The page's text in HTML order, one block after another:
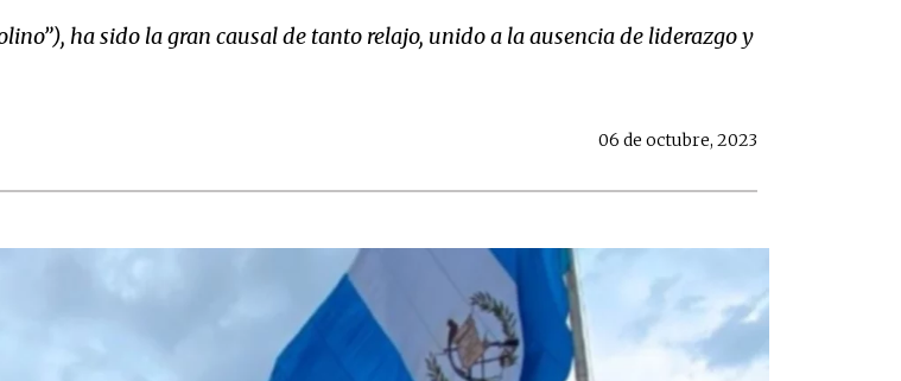
ha sido la gran causal de tanto relajo, unido a la ausencia de liderazgo y
06 de octubre, 2023